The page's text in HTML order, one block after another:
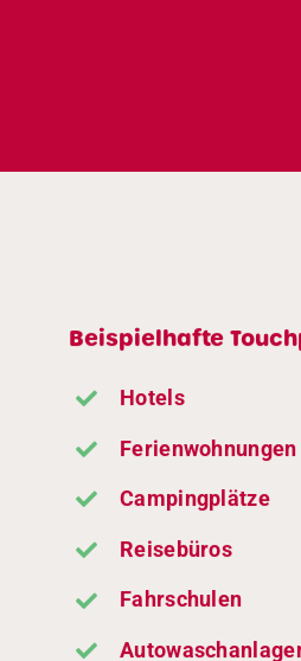
Beispielhafte
Hotels
Ferienwohnungen
Campingplätze
Reisebüros
Fahrschulen